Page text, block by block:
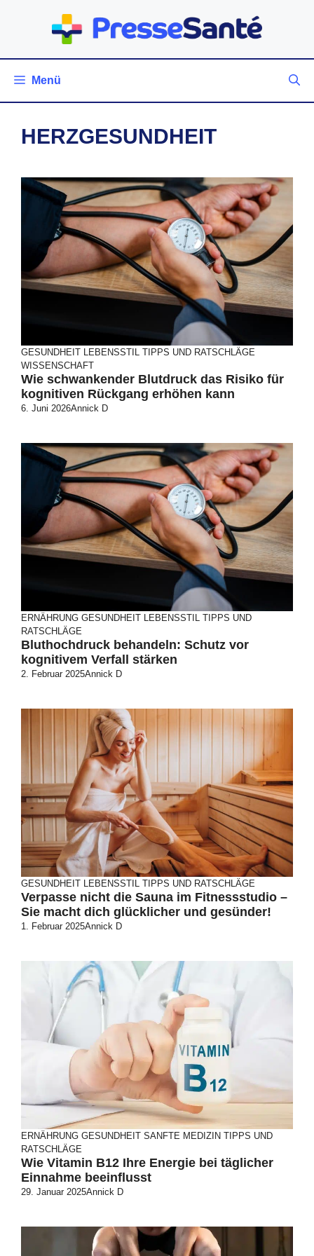
Menü
HERZGESUNDHEIT
GESUNDHEIT LEBENSSTIL
TIPPS UND RATSCHLÄGE
WISSENSCHAFT
Wie schwankender Blutdruck das Risiko für
kognitiven Rückgang erhöhen kann
6. Juni 2026Annick D
ERNÄHRUNG GESUNDHEIT LEBENSSTIL
TIPPS UND
RATSCHLÄGE
Bluthochdruck behandeln: Schutz vor
kognitivem Verfall stärken
2. Februar 2025Annick D
GESUNDHEIT LEBENSSTIL TIPPS UND RATSCHLÄGE
Verpasse nicht die Sauna im Fitnessstudio –
Sie macht dich glücklicher und gesünder!
1. Februar 2025Annick D
ERNÄHRUNG GESUNDHEIT SANFTE MEDIZIN TIPPS UND
RATSCHLÄGE
Wie Vitamin B12 Ihre Energie bei täglicher
Einnahme beeinflusst
29. Januar 2025Annick D